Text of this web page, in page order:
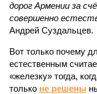
дорог Армении за
совершенно
Андрей Суздальцев.
Вот только почему
естественным
«железку» тогда,
только не решены